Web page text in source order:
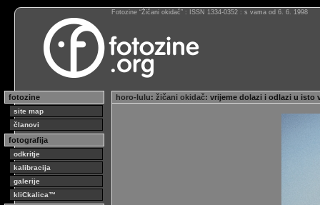
Fotozine “Žičani okidač” : ISSN 1334-0352 : s vama od 6. 6. 1998
fotozine
site map
članovi
fotografija
odkritje
kalibracija
galerije
kliCkalica™
horo-lulu: žičani okidač: vrijeme dolazi i odlazi u